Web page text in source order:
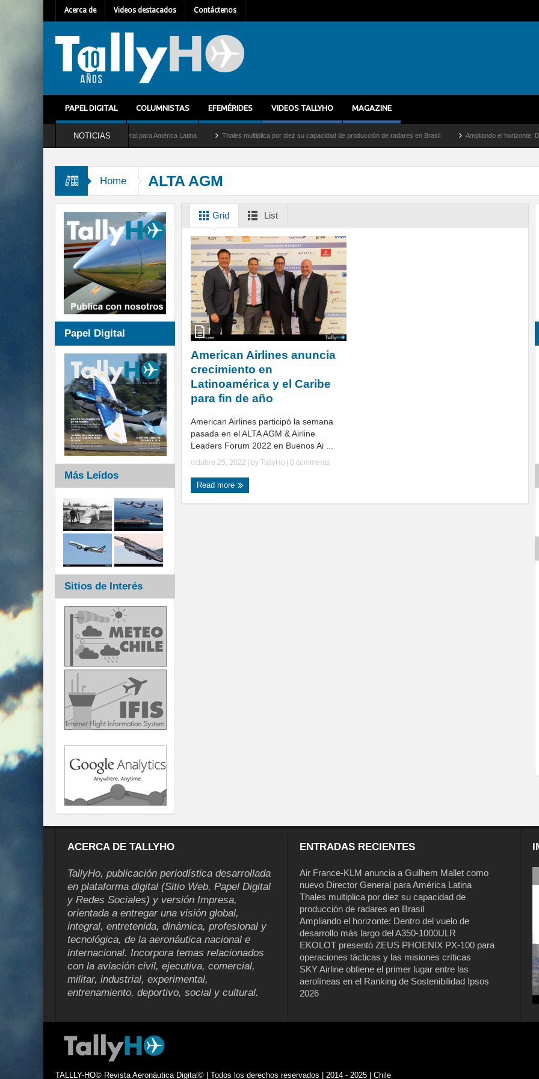
Acerca de Videos destacados Contáctenos
PAPEL DIGITAL COLUMNISTAS EFEMÉRIDES VIDEOS TALLYHO MAGAZINE
NOTICIAS
Mallet como nuevo Director General para América Latina Thales multiplica por diez su capacidad de producción de radares en Brasil Ampliando el horizonte: Dentro
Home ALTA AGM
Grid List
American Airlines anuncia
crecimiento en
Latinoamérica y el Caribe
para fin de año
American Airlines participó la semana
pasada en el ALTA AGM & Airline
Leaders Forum 2022 en Buenos Ai ...
octubre 25, 2022 | by TallyHo 0 comments
Read more
Papel Digital
Más Leídos
Sitios de Interés
ACERCA DE TALLYHO
TallyHo, publicación periodística desarrollada
en plataforma digital (Sitio Web, Papel Digital
y Redes Sociales) y versión Impresa,
orientada a entregar una visión global,
integral, entretenida, dinámica, profesional y
tecnológica, de la aeronáutica nacional e
internacional. Incorpora temas relacionados
con la aviación civil, ejecutiva, comercial,
militar, industrial, experimental,
entrenamiento, deportivo, social y cultural.
ENTRADAS RECIENTES
Air France-KLM anuncia a Guilhem Mallet como
nuevo Director General para América Latina
Thales multiplica por diez su capacidad de
producción de radares en Brasil
Ampliando el horizonte: Dentro del vuelo de
desarrollo más largo del A350-1000ULR
EKOLOT presentó ZEUS PHOENIX PX-100 para
operaciones tácticas y las misiones críticas
SKY Airline obtiene el primer lugar entre las
aerolíneas en el Ranking de Sostenibilidad Ipsos
2026
Air France-KLM anuncia a Guilhem
Mallet como nuevo Director General
para América Latina
TALLLY-HO© Revista Aeronáutica Digital© | Todos los derechos reservados | 2014 - 2025 | Chile